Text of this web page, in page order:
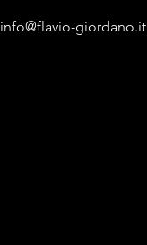
info@flavio-giordano.it